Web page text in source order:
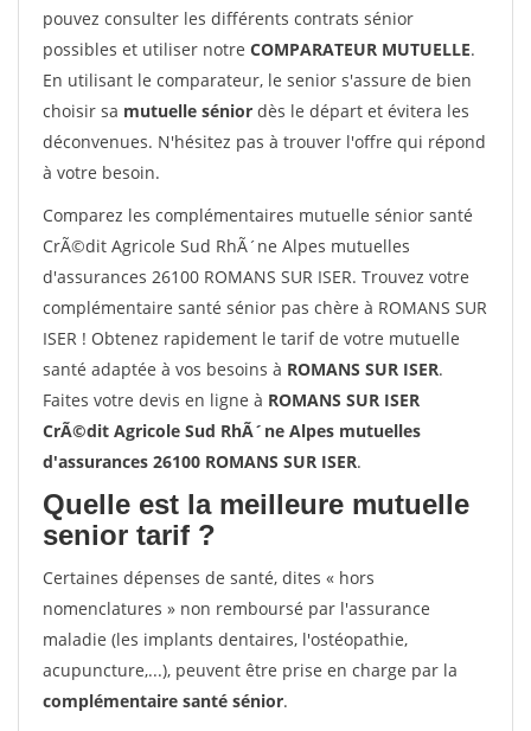
pouvez consulter les différents contrats sénior
possibles et utiliser notre COMPARATEUR MUTUELLE.
En utilisant le comparateur, le senior s'assure de bien
choisir sa mutuelle sénior dès le départ et évitera les
déconvenues. N'hésitez pas à trouver l'offre qui répond
à votre besoin.
Comparez les complémentaires mutuelle sénior santé
CrÃ©dit Agricole Sud RhÃ´ne Alpes mutuelles
d'assurances 26100 ROMANS SUR ISER. Trouvez votre
complémentaire santé sénior pas chère à ROMANS SUR
ISER ! Obtenez rapidement le tarif de votre mutuelle
santé adaptée à vos besoins à ROMANS SUR ISER.
Faites votre devis en ligne à ROMANS SUR ISER
CrÃ©dit Agricole Sud RhÃ´ne Alpes mutuelles
d'assurances 26100 ROMANS SUR ISER.
Quelle est la meilleure mutuelle
senior tarif ?
Certaines dépenses de santé, dites « hors
nomenclatures » non remboursé par l'assurance
maladie (les implants dentaires, l'ostéopathie,
acupuncture,...), peuvent être prise en charge par la
complémentaire santé sénior.